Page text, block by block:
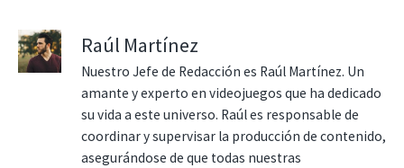
Raúl Martínez
Nuestro Jefe de Redacción es Raúl Martínez. Un
amante y experto en videojuegos que ha dedicado
su vida a este universo. Raúl es responsable de
coordinar y supervisar la producción de contenido,
asegurándose de que todas nuestras